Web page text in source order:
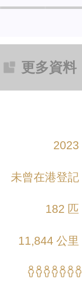
更多資料
2023
未曾在港登記
182 匹
11,844 公里